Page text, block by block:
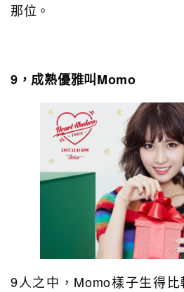
那位。
9，成熟優雅叫Momo
9人之中，Momo樣子生得